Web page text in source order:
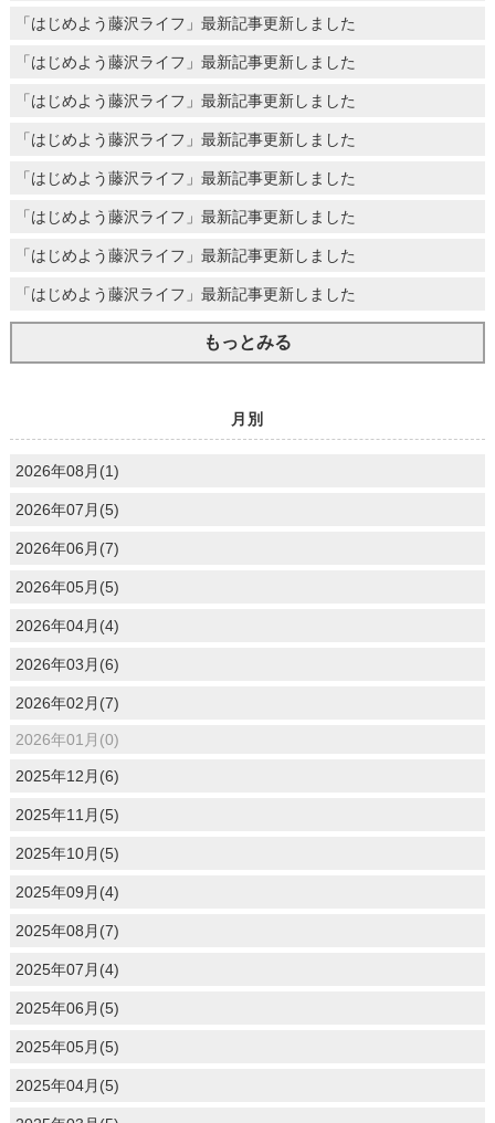
「はじめよう藤沢ライフ」最新記事更新しました
「はじめよう藤沢ライフ」最新記事更新しました
「はじめよう藤沢ライフ」最新記事更新しました
「はじめよう藤沢ライフ」最新記事更新しました
「はじめよう藤沢ライフ」最新記事更新しました
「はじめよう藤沢ライフ」最新記事更新しました
「はじめよう藤沢ライフ」最新記事更新しました
「はじめよう藤沢ライフ」最新記事更新しました
もっとみる
月別
2026年08月(1)
2026年07月(5)
2026年06月(7)
2026年05月(5)
2026年04月(4)
2026年03月(6)
2026年02月(7)
2026年01月(0)
2025年12月(6)
2025年11月(5)
2025年10月(5)
2025年09月(4)
2025年08月(7)
2025年07月(4)
2025年06月(5)
2025年05月(5)
2025年04月(5)